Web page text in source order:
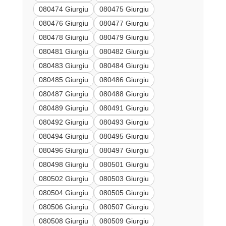
080474 Giurgiu
080475 Giurgiu
080476 Giurgiu
080477 Giurgiu
080478 Giurgiu
080479 Giurgiu
080481 Giurgiu
080482 Giurgiu
080483 Giurgiu
080484 Giurgiu
080485 Giurgiu
080486 Giurgiu
080487 Giurgiu
080488 Giurgiu
080489 Giurgiu
080491 Giurgiu
080492 Giurgiu
080493 Giurgiu
080494 Giurgiu
080495 Giurgiu
080496 Giurgiu
080497 Giurgiu
080498 Giurgiu
080501 Giurgiu
080502 Giurgiu
080503 Giurgiu
080504 Giurgiu
080505 Giurgiu
080506 Giurgiu
080507 Giurgiu
080508 Giurgiu
080509 Giurgiu